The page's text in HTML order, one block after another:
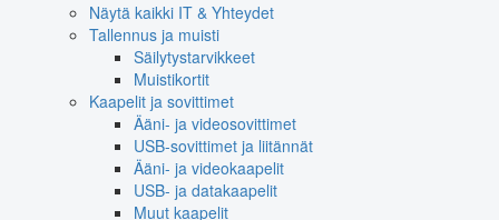
Näytä kaikki IT & Yhteydet
Tallennus ja muisti
Säilytystarvikkeet
Muistikortit
Kaapelit ja sovittimet
Ääni- ja videosovittimet
USB-sovittimet ja liitännät
Ääni- ja videokaapelit
USB- ja datakaapelit
Muut kaapelit